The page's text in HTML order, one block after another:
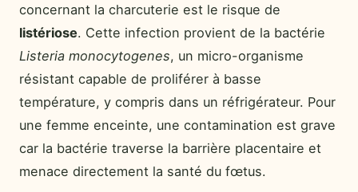
concernant la charcuterie est le risque de
listériose. Cette infection provient de la bactérie
Listeria monocytogenes, un micro-organisme
résistant capable de proliférer à basse
température, y compris dans un réfrigérateur. Pour
une femme enceinte, une contamination est grave
car la bactérie traverse la barrière placentaire et
menace directement la santé du fœtus.